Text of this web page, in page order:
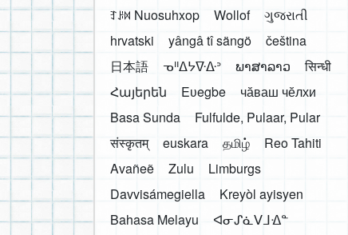
ꆈꌠ꒿ Nuosuhxop
Wollof
ગુજરાતી
hrvatski
yângâ tî sängö
čeština
日本語
ᓀᐦᐃᔭᐍᐏᐣ ພາສາລາວ
सिन्धी
Հայերեն
Eʋegbe
чӑваш чӗлхи
Basa Sunda
Fulfulde, Pulaar, Pular
संस्कृतम्
euskara தமிழ்
Reo Tahiti
Avañeẽ
Zulu
Limburgs
Davvisámegiella
Kreyòl ayisyen
Bahasa Melayu
ᐊᓂᔑᓈᐯᒧᐎᓐ